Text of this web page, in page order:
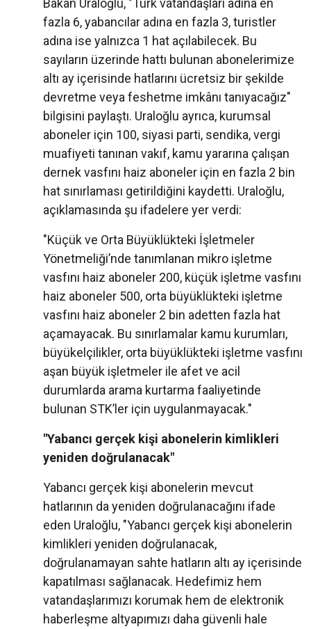
Bakan Uraloğlu, "Türk vatandaşları adına en
fazla 6, yabancılar adına en fazla 3, turistler
adına ise yalnızca 1 hat açılabilecek. Bu
sayıların üzerinde hattı bulunan abonelerimize
altı ay içerisinde hatlarını ücretsiz bir şekilde
devretme veya feshetme imkânı tanıyacağız"
bilgisini paylaştı. Uraloğlu ayrıca, kurumsal
aboneler için 100, siyasi parti, sendika, vergi
muafiyeti tanınan vakıf, kamu yararına çalışan
dernek vasfını haiz aboneler için en fazla 2 bin
hat sınırlaması getirildiğini kaydetti. Uraloğlu,
açıklamasında şu ifadelere yer verdi:
"Küçük ve Orta Büyüklükteki İşletmeler
Yönetmeliği’nde tanımlanan mikro işletme
vasfını haiz aboneler 200, küçük işletme vasfını
haiz aboneler 500, orta büyüklükteki işletme
vasfını haiz aboneler 2 bin adetten fazla hat
açamayacak. Bu sınırlamalar kamu kurumları,
büyükelçilikler, orta büyüklükteki işletme vasfını
aşan büyük işletmeler ile afet ve acil
durumlarda arama kurtarma faaliyetinde
bulunan STK’ler için uygulanmayacak."
"Yabancı gerçek kişi abonelerin kimlikleri
yeniden doğrulanacak"
Yabancı gerçek kişi abonelerin mevcut
hatlarının da yeniden doğrulanacağını ifade
eden Uraloğlu, "Yabancı gerçek kişi abonelerin
kimlikleri yeniden doğrulanacak,
doğrulanamayan sahte hatların altı ay içerisinde
kapatılması sağlanacak. Hedefimiz hem
vatandaşlarımızı korumak hem de elektronik
haberleşme altyapımızı daha güvenli hale